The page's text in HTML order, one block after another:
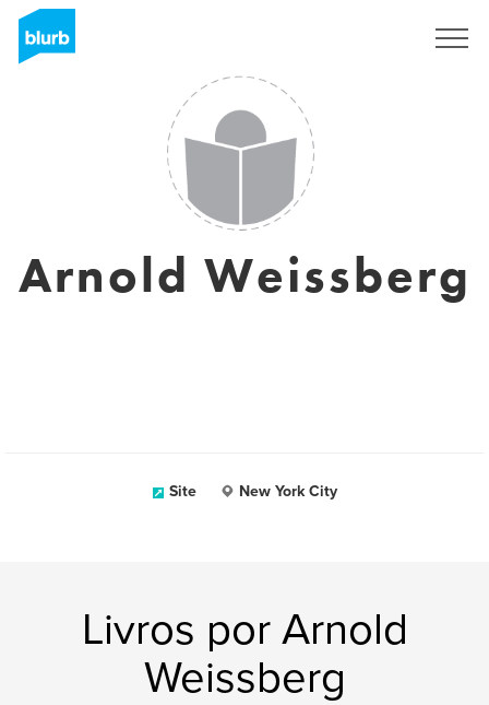
Arnold Weissberg
Site New York City
Livros por Arnold
Weissberg